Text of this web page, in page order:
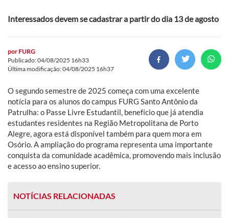
Interessados devem se cadastrar a partir do dia 13 de agosto
por FURG
Publicado: 04/08/2025 16h33
Última modificação: 04/08/2025 16h37
O segundo semestre de 2025 começa com uma excelente
notícia para os alunos do campus FURG Santo Antônio da
Patrulha: o Passe Livre Estudantil, benefício que já atendia
estudantes residentes na Região Metropolitana de Porto
Alegre, agora está disponível também para quem mora em
Osório. A ampliação do programa representa uma importante
conquista da comunidade acadêmica, promovendo mais inclusão
e acesso ao ensino superior.
NOTÍCIAS RELACIONADAS